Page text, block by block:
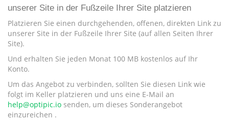
unserer Site in der Fußzeile Ihrer Site platzieren
Platzieren Sie einen durchgehenden, offenen, direkten Link zu
unserer Site in der Fußzeile Ihrer Site (auf allen Seiten Ihrer
Site).
Und erhalten Sie jeden Monat 100 MB kostenlos auf Ihr
Konto.
Um das Angebot zu verbinden, sollten Sie diesen Link wie
folgt im Keller platzieren und uns eine E-Mail an
help@optipic.io senden, um dieses Sonderangebot
einzureichen .